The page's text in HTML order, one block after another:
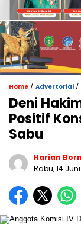
Home / Advertorial /
Deni
Positif
Sabu
Harian
Rabu, 14